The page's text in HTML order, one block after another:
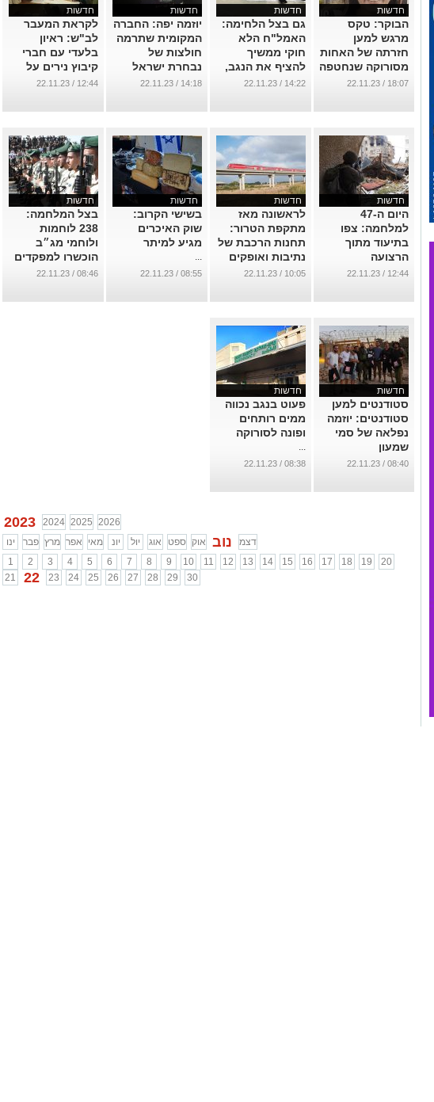
חדשות
הבוקר: טקס
מרגש למען
חזרתה של האחות
מסורוקה שנחטפה
...
18:07 / 22.11.23
חדשות
גם בצל הלחימה:
האמל"ח הלא
חוקי ממשיך
להציף את הנגב,
נשקים נתפסו
...
14:22 / 22.11.23
חדשות
יוזמה יפה: החברה
המקומית שתרמה
חולצות של
נבחרת ישראל
לילדי העוטף
14:18 / 22.11.23
חדשות
לקראת המעבר
לב"ש: ראיון
בלעדי עם חברי
קיבוץ נירים על
הטראומה הקשה
...
12:44 / 22.11.23
חדשות
היום ה-47
למלחמה: צפו
בתיעוד מתוך
הרצועה
...
12:44 / 22.11.23
חדשות
לראשונה מאז
מתקפת הטרור:
תחנות הרכבת של
נתיבות ואופקים
חזרו לפעילות
10:05 / 22.11.23
חדשות
בשישי הקרוב:
שוק האיכרים
מגיע למיתר
...
08:55 / 22.11.23
חדשות
בצל המלחמה:
238 לוחמות
ולוחמי מג״ב
הוכשרו למפקדים
...
08:46 / 22.11.23
חדשות
סטודנטים למען
סטודנטים: יוזמה
נפלאה של סמי
שמעון
...
08:40 / 22.11.23
חדשות
פעוט בנגב נכווה
ממים רותחים
ופונה לסורוקה
...
08:38 / 22.11.23
2023 2024 2025 2026
ינו
פבר מרץ אפר מאי יונ יול אוג ספט אוק נוב
דצמ
1
2 3 4 5 6 7 8 9 10 11 12 13 14 15 16 17 18 19
20
21
22 23 24 25 26 27 28 29 30